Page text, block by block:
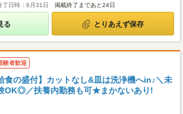
了日時：8月31日 掲載終了まであと24日
る とりあえず保存
験者歓迎
食の盛付】カットなし&皿は洗浄機へin♪＼未
OK◎／扶養内勤務も可★まかないあり!